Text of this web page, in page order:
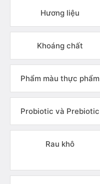
Hương liệu
Khoáng chất
Phẩm màu thực phẩm
Probiotic và Prebiotic
Rau khô